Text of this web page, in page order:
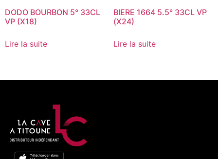
DODO BOURBON 5° 33CL
VP (X18)
Lire la suite
BIERE 1664 5.5° 33CL VP
(X24)
Lire la suite